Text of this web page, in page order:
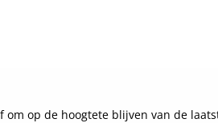
op de hoogtete blijven van de